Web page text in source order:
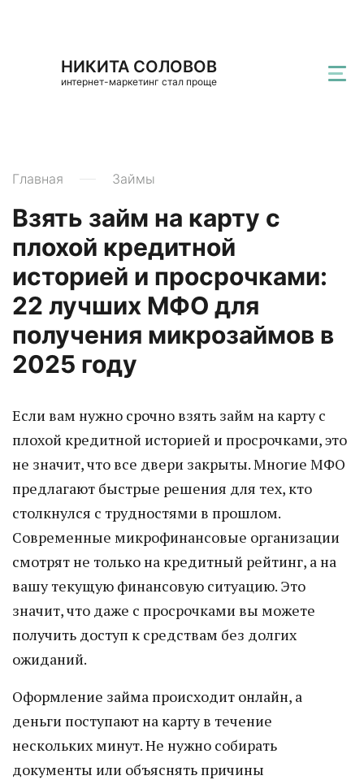
НИКИТА СОЛОВОВ
интернет-маркетинг стал проще
Главная Займы
Взять займ на карту с
плохой кредитной
историей и просрочками:
22 лучших МФО для
получения микрозаймов в
2025 году
Если вам нужно срочно взять займ на карту с
плохой кредитной историей и просрочками, это
не значит, что все двери закрыты. Многие МФО
предлагают быстрые решения для тех, кто
столкнулся с трудностями в прошлом.
Современные микрофинансовые организации
смотрят не только на кредитный рейтинг, а на
вашу текущую финансовую ситуацию. Это
значит, что даже с просрочками вы можете
получить доступ к средствам без долгих
ожиданий.
Оформление займа происходит онлайн, а
деньги поступают на карту в течение
нескольких минут. Не нужно собирать
документы или объяснять причины